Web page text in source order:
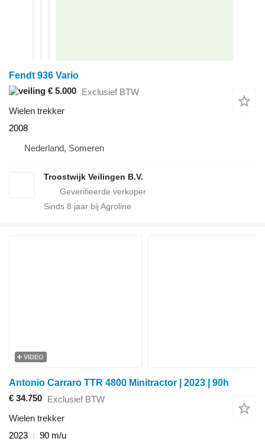
Fendt 936 Vario
€ 5.000 Exclusief BTW
Wielen trekker
2008
Nederland, Someren
Troostwijk Veilingen B.V.
Sinds 8 jaar bij Agroline
VIDEO
Antonio Carraro TTR 4800 Minitractor | 2023 | 90h
€ 34.750 Exclusief BTW
Wielen trekker
2023
90 m/u